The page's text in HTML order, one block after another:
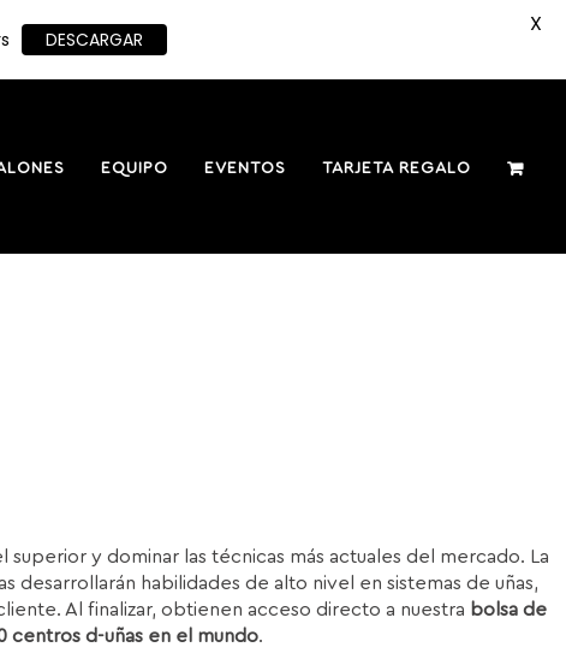
EQUIPO EVENTOS TARJETA REGALO
superior y dominar las técnicas más actuales del mercado. La
desarrollarán habilidades de alto nivel en sistemas de uñas,
Al finalizar, obtienen acceso directo a nuestra bolsa de
centros d-uñas en el mundo.
DESCARGAR
X